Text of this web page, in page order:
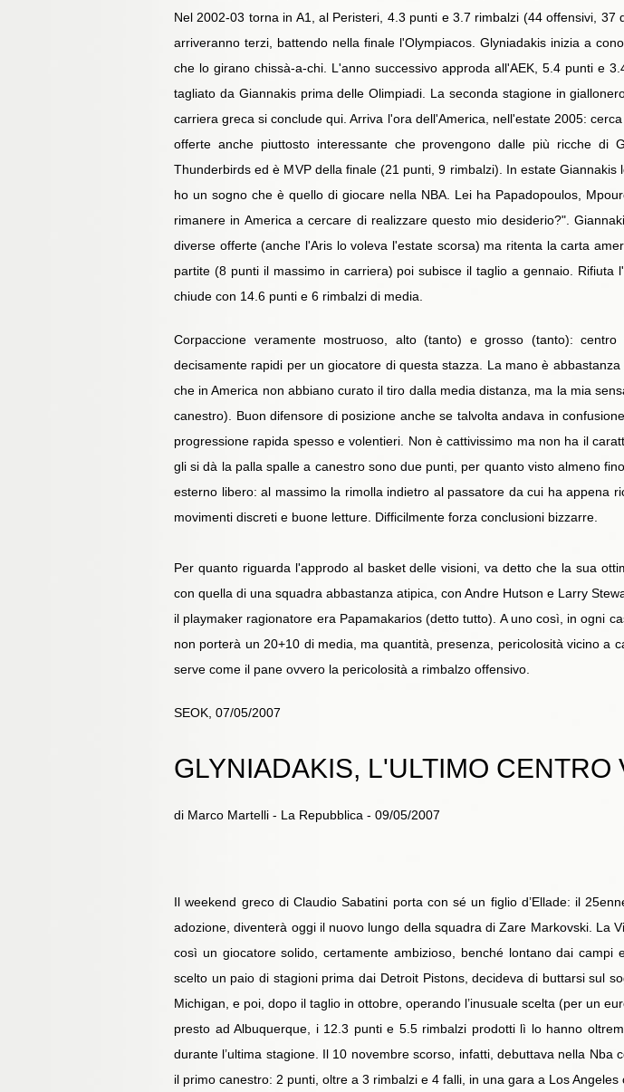
Nel 2002-03 torna in A1, al Peristeri, 4.3 punti e 3.7 rimbalzi (44 offensivi,
arriveranno terzi, battendo nella finale l'Olympiacos. Glyniadakis inizia a
che lo girano chissà-a-chi. L'anno successivo approda all'AEK, 5.4 punti e
tagliato da Giannakis prima delle Olimpiadi. La seconda stagione in
carriera greca si conclude qui. Arriva l'ora dell'America, nell'estate 2005:
offerte anche piuttosto interessante che provengono dalle più ricche di
Thunderbirds ed è MVP della finale (21 punti, 9 rimbalzi). In estate
ho un sogno che è quello di giocare nella NBA. Lei ha Papadopoulos,
rimanere in America a cercare di realizzare questo mio desiderio?".
diverse offerte (anche l'Aris lo voleva l'estate scorsa) ma ritenta la carta
partite (8 punti il massimo in carriera) poi subisce il taglio a gennaio.
chiude con 14.6 punti e 6 rimbalzi di media.
Corpaccione veramente mostruoso, alto (tanto) e grosso (tanto):
decisamente rapidi per un giocatore di questa stazza. La mano è
che in America non abbiano curato il tiro dalla media distanza, ma la mia
canestro). Buon difensore di posizione anche se talvolta andava in
progressione rapida spesso e volentieri. Non è cattivissimo ma non ha il
gli si dà la palla spalle a canestro sono due punti, per quanto visto almeno
esterno libero: al massimo la rimolla indietro al passatore da cui ha appena
movimenti discreti e buone letture. Difficilmente forza conclusioni bizzarre.
Per quanto riguarda l'approdo al basket delle visioni, va detto che la sua
con quella di una squadra abbastanza atipica, con Andre Hutson e Larry
il playmaker ragionatore era Papamakarios (detto tutto). A uno così, in ogni
non porterà un 20+10 di media, ma quantità, presenza, pericolosità vicino a
serve come il pane ovvero la pericolosità a rimbalzo offensivo.
SEOK, 07/05/2007
GLYNIADAKIS, L'ULTIMO CENTRO
di Marco Martelli - La Repubblica - 09/05/2007
Il weekend greco di Claudio Sabatini porta con sé un figlio d’Ellade: il
adozione, diventerà oggi il nuovo lungo della squadra di Zare Markovski. La
così un giocatore solido, certamente ambizioso, benché lontano dai campi
scelto un paio di stagioni prima dai Detroit Pistons, decideva di buttarsi sul
Michigan, e poi, dopo il taglio in ottobre, operando l’inusuale scelta (per un
presto ad Albuquerque, i 12.3 punti e 5.5 rimbalzi prodotti lì lo hanno
durante l’ultima stagione. Il 10 novembre scorso, infatti, debuttava nella
il primo canestro: 2 punti, oltre a 3 rimbalzi e 4 falli, in una gara a Los Angeles